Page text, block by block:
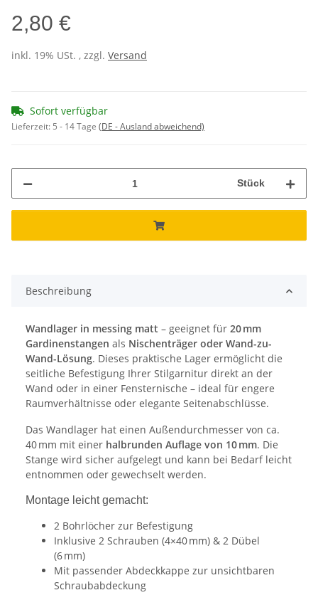
2,80 €
inkl. 19% USt. , zzgl. Versand
Sofort verfügbar
Lieferzeit: 5 - 14 Tage (DE - Ausland abweichend)
Stück
Beschreibung
Wandlager in messing matt – geeignet für 20 mm
Gardinenstangen als Nischenträger oder Wand-zu-
Wand-Lösung. Dieses praktische Lager ermöglicht die
seitliche Befestigung Ihrer Stilgarnitur direkt an der
Wand oder in einer Fensternische – ideal für engere
Raumverhältnisse oder elegante Seitenabschlüsse.
Das Wandlager hat einen Außendurchmesser von ca.
40 mm mit einer halbrunden Auflage von 10 mm. Die
Stange wird sicher aufgelegt und kann bei Bedarf leicht
entnommen oder gewechselt werden.
Montage leicht gemacht:
2 Bohrlöcher zur Befestigung
Inklusive 2 Schrauben (4×40 mm) & 2 Dübel
(6 mm)
Mit passender Abdeckkappe zur unsichtbaren
Schraubabdeckung